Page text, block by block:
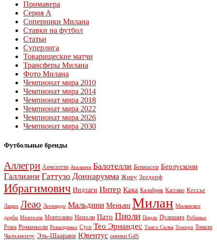
Примавера
Серия А
Соперники Милана
Ставки на футбол
Статьи
Суперлига
Товарищеские матчи
Трансферы Милана
Фото Милана
Чемпионат мира 2010
Чемпионат мира 2014
Чемпионат мира 2018
Чемпионат мира 2022
Чемпионат мира 2026
Чемпионат мира 2030
Футбольные бренды
Аллегри Анчелотти Аталанта Балотелли Беннасер Берлускони
Галлиани Гаттузо Доннарумма Жиру Зеедорф
Ибрагимович Индзаги Интер Кака Калабрия Кассано Кессье
Лацио Леао Леонардо Мальдини Меньян Милан Миланское
дерби Монтелла Монтоливо Наполи Пато Пиоли Пирло Пулишич Робиньо
Рома Романьоли Роналдиньо Сусо Тео Эрнандес Тиаго Силва Томори Тонали
Чалханоглу Эль-Шаарави Ювентус оценки GdS